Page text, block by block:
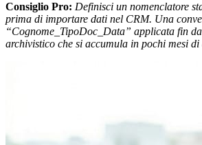
Consiglio Pro: Definisci un nomenclatore
prima di importare dati nel CRM. Una
“Cognome_TipoDoc_Data” applicata fin
archivistico che si accumula in pochi mesi